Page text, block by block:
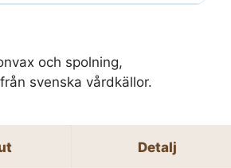
och spolning,
svenska vårdkällor.
Detalj